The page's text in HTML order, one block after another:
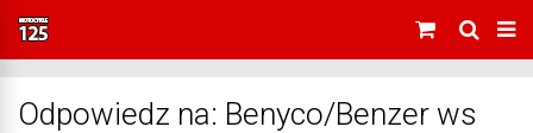
Odpowiedz na: Benyco/Benzer ws